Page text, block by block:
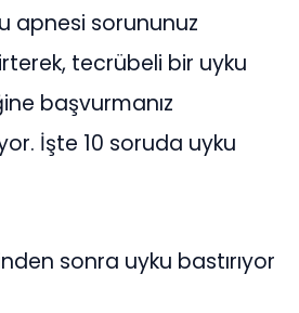
apnesi sorununuz
tecrübeli bir uyku
başvurmanız
İşte 10 soruda uyku
sonra uyku bastırıyor